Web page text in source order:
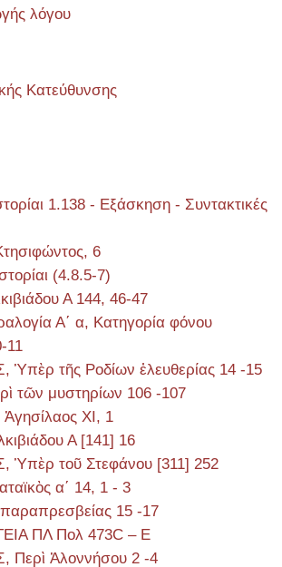
λόγου
Κατεύθυνσης
1.138 - Εξάσκηση - Συντακτικές
6
(4.8.5-7)
Α 144, 46-47
Α΄ α, Κατηγορία φόνου
11
τῆς Ροδίων ἐλευθερίας 14 -15
τῶν μυστηρίων 106 -107
ΧΙ, 1
Α [141] 16
τοῦ Στεφάνου [311] 252
α΄ 14, 1 - 3
15 -17
ΠΛ Πολ 473C – E
Ἀλοννήσου 2 -4